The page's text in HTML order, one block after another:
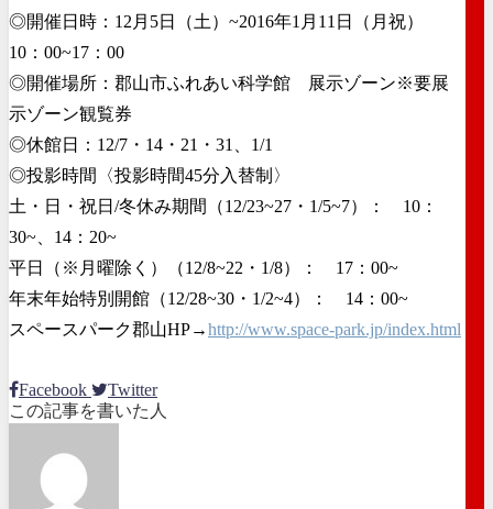
◎開催日時：12月5日（土）~2016年1月11日（月祝）
10：00~17：00
◎開催場所：郡山市ふれあい科学館 展示ゾーン※要展
示ゾーン観覧券
◎休館日：12/7・14・21・31、1/1
◎投影時間〈投影時間45分入替制〉
土・日・祝日/冬休み期間（12/23~27・1/5~7）： 10：
30~、14：20~
平日（※月曜除く）（12/8~22・1/8）： 17：00~
年末年始特別開館（12/28~30・1/2~4）： 14：00~
スペースパーク郡山HP→http://www.space-park.jp/index.html
Facebook
Twitter
この記事を書いた人